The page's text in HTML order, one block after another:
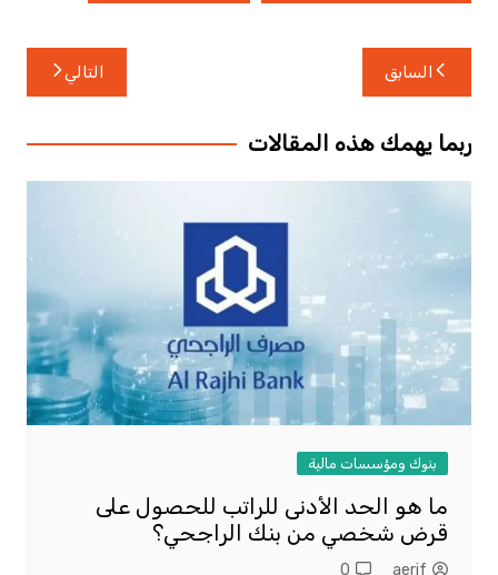
تصفّح
المقالات
السابق التالي
ربما يهمك هذه المقالات
بنوك ومؤسسات مالية
ما هو الحد الأدنى للراتب للحصول على
قرض شخصي من بنك الراجحي؟
aerif
0